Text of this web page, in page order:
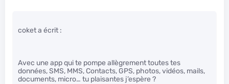
coket a écrit :
Avec une app qui te pompe allègrement toutes tes
données, SMS, MMS, Contacts, GPS, photos, vidéos, mails,
documents, micro… tu plaisantes j’espère ?